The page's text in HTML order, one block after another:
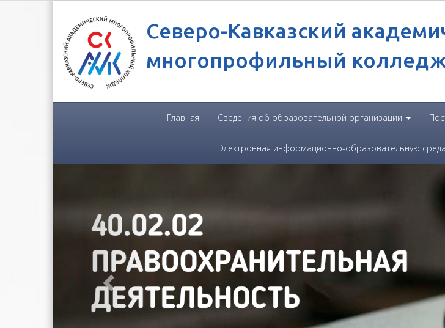
Северо-Кавказский
многопрофильный
Главная Сведения об образовательной организации
Электронная информационно-образовательную среда